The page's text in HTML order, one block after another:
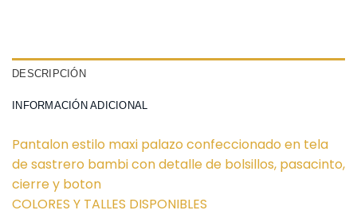
DESCRIPCIÓN
INFORMACIÓN ADICIONAL
Pantalon estilo maxi palazo confeccionado en tela
de sastrero bambi con detalle de bolsillos, pasacinto,
cierre y boton
COLORES Y TALLES DISPONIBLES